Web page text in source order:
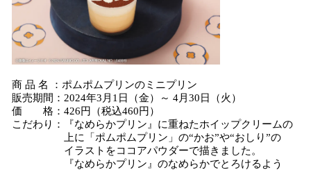
商 品 名 ：ポムポムプリンのミニプリン
販売期間：2024年3月1日（金）～ 4月30日（火）
価 格：426円（税込460円）
こだわり：『なめらかプリン』に重ねたホイップクリームの
上に「ポムポムプリン」の“かお”や“おしり”の
イラストをココアパウダーで描きました。
『なめらかプリン』のなめらかでとろけるよう